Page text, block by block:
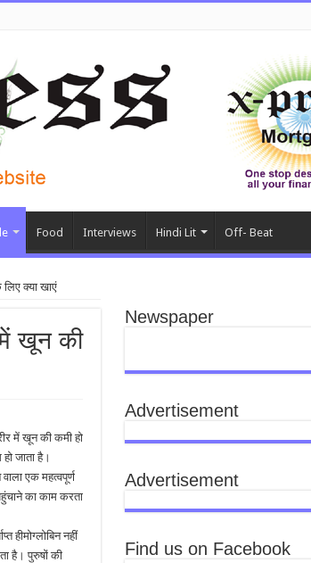
Food Interviews Hindi Lit Off- Beat
क्या खाएं
में खून की
में खून की कमी हो
जाता है।
एक महत्वपूर्ण
का काम करता
हीमोग्लोबिन नहीं
है। पुरुषों की
Newspaper
Advertisement
Advertisement
Find us on Facebook